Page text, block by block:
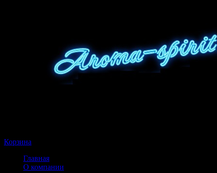
Корзина
Главная
О компании